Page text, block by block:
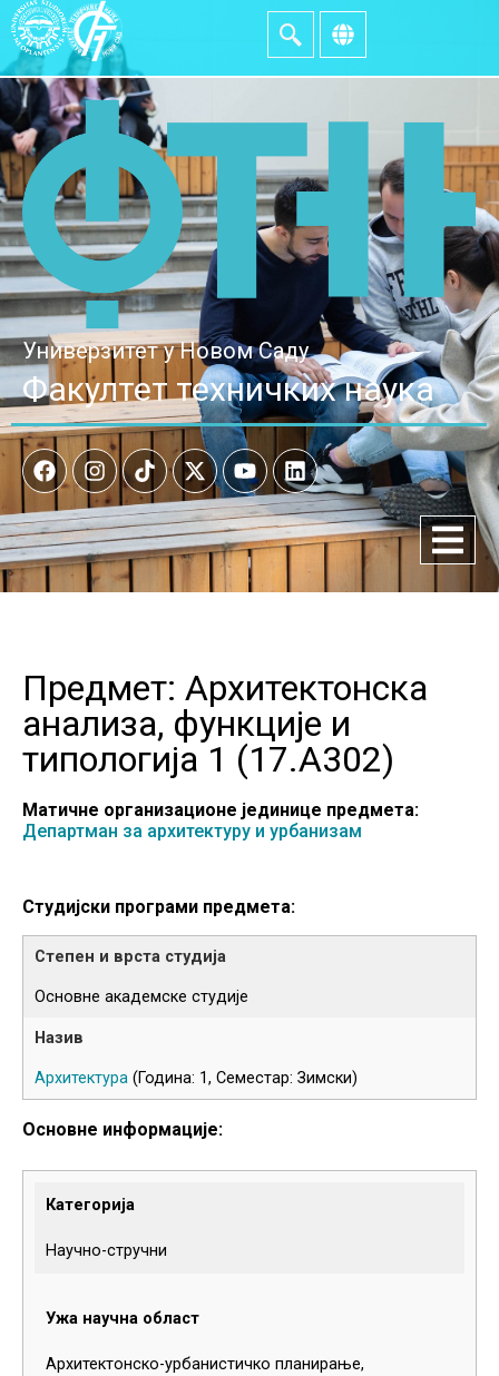
Универзитет у Новом Саду
Факултет техничких наука
Предмет: Архитектонска
анализа, функције и
типологија 1 (17.A302)
Матичне организационе јединице предмета:
Департман за архитектуру и урбанизам
Студијски програми предмета:
Основне академске студије
Архитектура (Година: 1, Семестар: Зимски)
Основне информације:
Категорија
Научно-стручни
Ужа научна област
Архитектонско-урбанистичко планирање,